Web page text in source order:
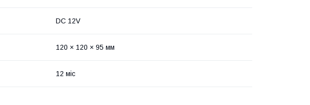
DC 12V
120 × 120 × 95 мм
12 міс